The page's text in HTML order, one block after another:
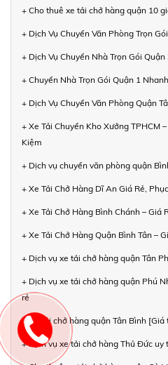
+ Cho thuê xe tải chở hàng quận 10
+ Dịch Vụ Chuyển Văn Phòng Trọn
+ Dịch Vụ Chuyển Nhà Trọn Gói
+ Chuyển Nhà Trọn Gói Quận 1
+ Dịch Vụ Chuyển Văn Phòng Quận
+ Xe Tải Chuyển Kho Xưởng TPHCM
Kiệm
+ Dịch vụ chuyển văn phòng quận
+ Xe Tải Chở Hàng Dĩ An Giá Rẻ,
+ Xe Tải Chở Hàng Bình Chánh – Giá
+ Xe Tải Chở Hàng Quận Bình Tân –
+ Dịch vụ xe tải chở hàng quận Tân
+ Dịch vụ xe tải chở hàng quận Phú
rẻ
+ Xe tải chở hàng quận Tân Bình
+ Dịch vụ xe tải chở hàng Thủ Đức uy